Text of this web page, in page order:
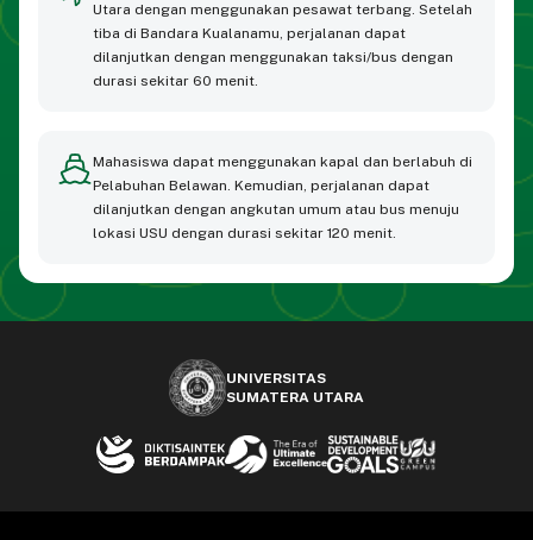
Utara dengan menggunakan pesawat terbang. Setelah
tiba di Bandara Kualanamu, perjalanan dapat
dilanjutkan dengan menggunakan taksi/bus dengan
durasi sekitar 60 menit.
Mahasiswa dapat menggunakan kapal dan berlabuh di
Pelabuhan Belawan. Kemudian, perjalanan dapat
dilanjutkan dengan angkutan umum atau bus menuju
lokasi USU dengan durasi sekitar 120 menit.
UNIVERSITAS
SUMATERA UTARA